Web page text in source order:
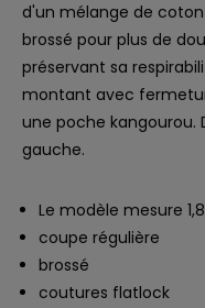
d'un mélange de
brossé pour plus de
préservant sa
montant avec
une poche kangourou.
gauche.
Le modèle mesure
coupe régulière
brossé
coutures flatlock